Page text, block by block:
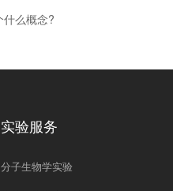
么概念?
实验服务
分子生物学实验